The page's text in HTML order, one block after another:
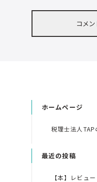
ホームページ
税理士法人TAP
最近の投稿
【本】レビュ